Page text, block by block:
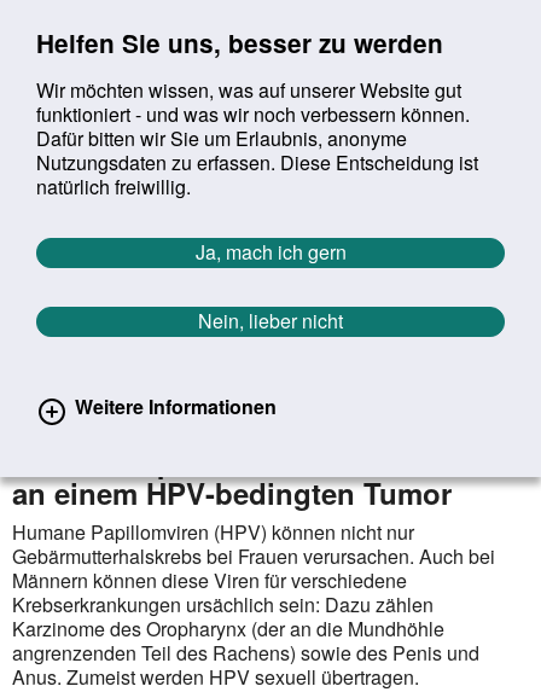
Helfen Sie uns, besser zu werden
Wir möchten wissen, was auf unserer Website gut
funktioniert - und was wir noch verbessern können.
Dafür bitten wir Sie um Erlaubnis, anonyme
Nutzungsdaten zu erfassen. Diese Entscheidung ist
natürlich freiwillig.
Ja, mach ich gern
Nein, lieber nicht
Weitere Informationen
Suchbegriff:
Sie befinden sich hier:
Startseite Aktuelles Aktuelle Meldungen
Aktuelle Meldungen
Zurück zur Übersicht erster
vorheriger
213/1627
Zahl des Monats: 2.900 Männer
an einem HPV-bedingten Tumor
Humane Papillomviren (HPV) können nicht nur
Gebärmutterhalskrebs bei Frauen verursachen. Auch bei
Männern können diese Viren für verschiedene
Krebserkrankungen ursächlich sein: Dazu zählen
Karzinome des Oropharynx (der an die Mundhöhle
angrenzenden Teil des Rachens) sowie des Penis und
Anus. Zumeist werden HPV sexuell übertragen.